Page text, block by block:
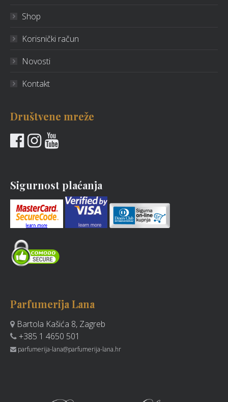
Shop
Korisnički račun
Novosti
Kontakt
Društvene mreže
Sigurnost plaćanja
Parfumerija Lana
Bartola Kašića 8, Zagreb
+385 1 4650 501
parfumerija-lana@parfumerija-lana.hr